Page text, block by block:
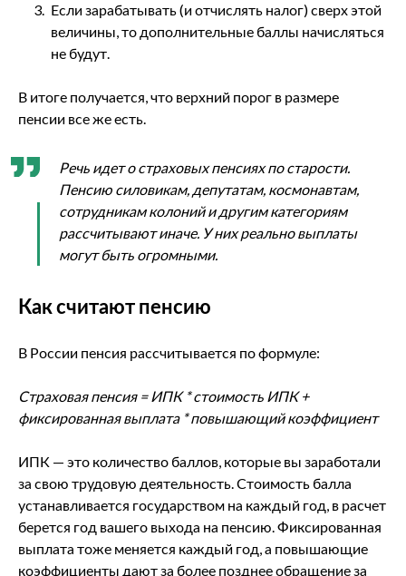
Если зарабатывать (и отчислять налог) сверх этой
величины, то дополнительные баллы начисляться
не будут.
В итоге получается, что верхний порог в размере
пенсии все же есть.
Речь идет о страховых пенсиях по старости.
Пенсию силовикам, депутатам, космонавтам,
сотрудникам колоний и другим категориям
рассчитывают иначе. У них реально выплаты
могут быть огромными.
Как считают пенсию
В России пенсия рассчитывается по формуле:
Страховая пенсия = ИПК * стоимость ИПК +
фиксированная выплата * повышающий коэффициент
ИПК — это количество баллов, которые вы заработали
за свою трудовую деятельность. Стоимость балла
устанавливается государством на каждый год, в расчет
берется год вашего выхода на пенсию. Фиксированная
выплата тоже меняется каждый год, а повышающие
коэффициенты дают за более позднее обращение за